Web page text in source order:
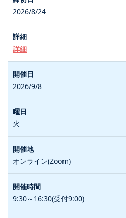
2026/8/24
詳細
2026/9/8
火
オンライン(Zoom)
9:30～16:30(受付9:00)